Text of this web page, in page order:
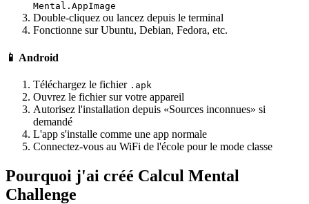
Mental.AppImage
Double-cliquez ou lancez depuis le terminal
Fonctionne sur Ubuntu, Debian, Fedora, etc.
📱 Android
Téléchargez le fichier .apk
Ouvrez le fichier sur votre appareil
Autorisez l'installation depuis «Sources inconnues» si
demandé
L'app s'installe comme une app normale
Connectez-vous au WiFi de l'école pour le mode classe
Pourquoi j'ai créé Calcul Mental
Challenge